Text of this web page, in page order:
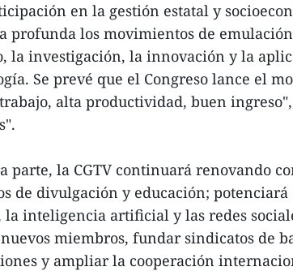
en la gestión estatal y
profunda los movimientos de
la investigación, la innovación y la
Se prevé que el Congreso lance el
alta productividad, buen
parte, la CGTV continuará renovando
de divulgación y educación;
inteligencia artificial y las redes
miembros, fundar sindicatos de
y ampliar la cooperación